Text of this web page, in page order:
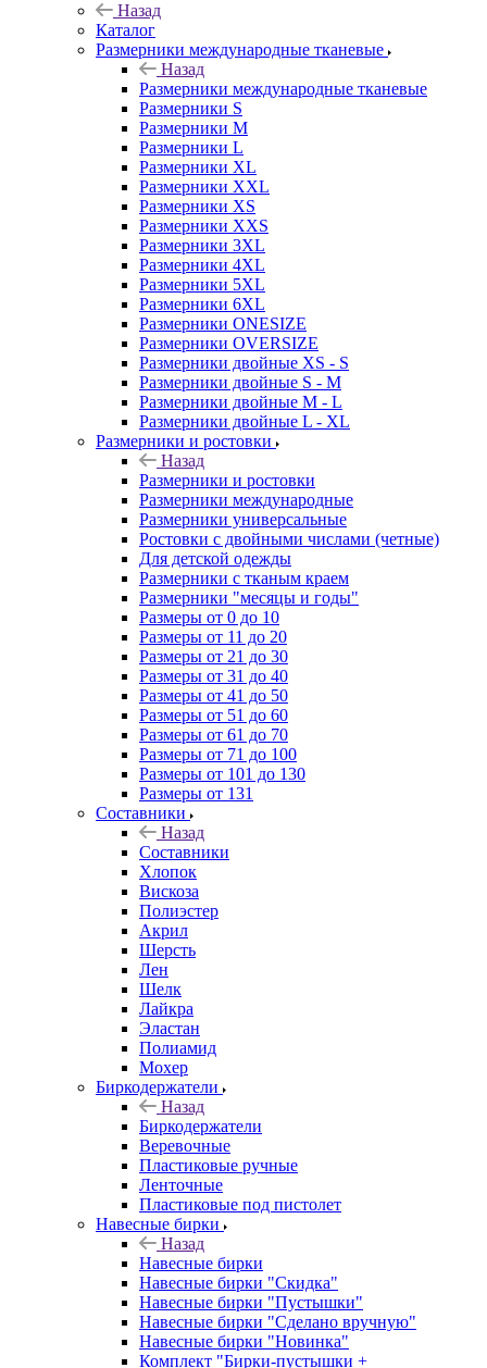
Назад
Каталог
Размерники международные тканевые
Назад
Размерники международные тканевые
Размерники S
Размерники M
Размерники L
Размерники XL
Размерники XXL
Размерники XS
Размерники XXS
Размерники 3XL
Размерники 4XL
Размерники 5XL
Размерники 6XL
Размерники ONESIZE
Размерники OVERSIZE
Размерники двойные XS - S
Размерники двойные S - M
Размерники двойные M - L
Размерники двойные L - XL
Размерники и ростовки
Назад
Размерники и ростовки
Размерники международные
Размерники универсальные
Ростовки с двойными числами (четные)
Для детской одежды
Размерники с тканым краем
Размерники "месяцы и годы"
Размеры от 0 до 10
Размеры от 11 до 20
Размеры от 21 до 30
Размеры от 31 до 40
Размеры от 41 до 50
Размеры от 51 до 60
Размеры от 61 до 70
Размеры от 71 до 100
Размеры от 101 до 130
Размеры от 131
Составники
Назад
Составники
Хлопок
Вискоза
Полиэстер
Акрил
Шерсть
Лен
Шелк
Лайкра
Эластан
Полиамид
Мохер
Биркодержатели
Назад
Биркодержатели
Веревочные
Пластиковые ручные
Ленточные
Пластиковые под пистолет
Навесные бирки
Назад
Навесные бирки
Навесные бирки "Скидка"
Навесные бирки "Пустышки"
Навесные бирки "Сделано вручную"
Навесные бирки "Новинка"
Комплект "Бирки-пустышки +